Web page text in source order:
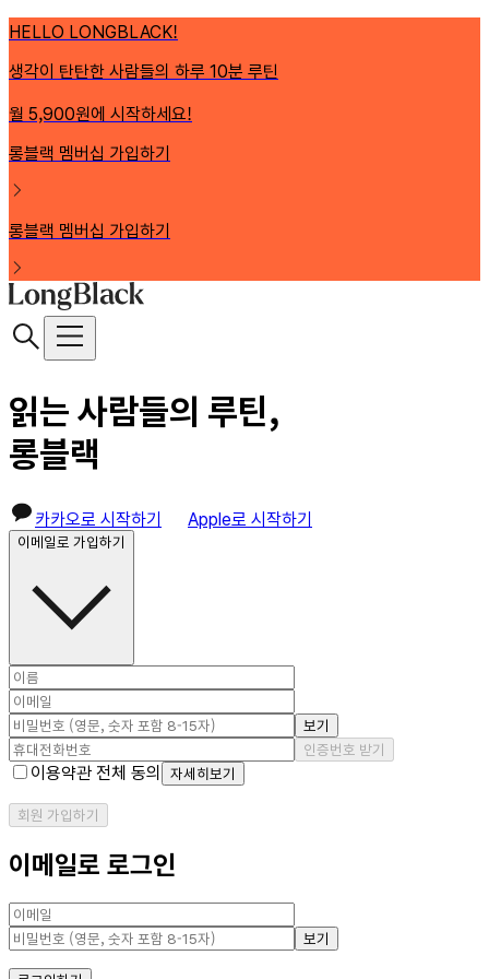
HELLO LONGBLACK!
생각이 탄탄한 사람들의 하루 10분 루틴
월 5,900원에 시작하세요!
롱블랙 멤버십 가입하기
롱블랙 멤버십 가입하기
읽는 사람들의 루틴,
롱블랙
카카오로 시작하기 Apple로 시작하기
이메일로 가입하기
보기
인증번호 받기
이용약관 전체 동의 자세히보기
회원 가입하기
이메일로 로그인
보기